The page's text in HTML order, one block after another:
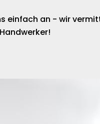
einfach an - wir